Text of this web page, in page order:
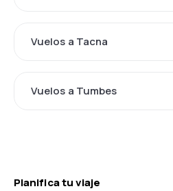
Vuelos a Tacna
Vuelos a Tumbes
Planifica tu viaje